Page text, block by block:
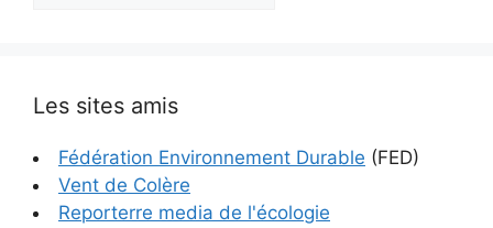
Les sites amis
Fédération Environnement Durable (FED)
Vent de Colère
Reporterre media de l'écologie